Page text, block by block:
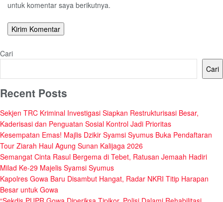
untuk komentar saya berikutnya.
Cari
Cari
Recent Posts
Sekjen TRC Kriminal Investigasi Siapkan Restrukturisasi Besar,
Kaderisasi dan Penguatan Sosial Kontrol Jadi Prioritas
Kesempatan Emas! Majlis Dzikir Syamsi Syumus Buka Pendaftaran
Tour Ziarah Haul Agung Sunan Kalijaga 2026
Semangat Cinta Rasul Bergema di Tebet, Ratusan Jemaah Hadiri
Milad Ke-29 Majelis Syamsi Syumus
Kapolres Gowa Baru Disambut Hangat, Radar NKRI Titip Harapan
Besar untuk Gowa